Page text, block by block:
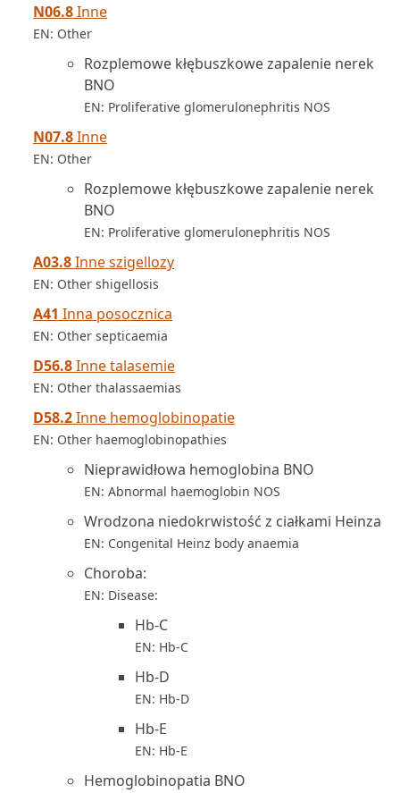
N06.8Inne
EN: Other
Rozplemowe kłębuszkowe zapalenie nerek
BNO
EN: Proliferative glomerulonephritis NOS
N07.8Inne
EN: Other
Rozplemowe kłębuszkowe zapalenie nerek
BNO
EN: Proliferative glomerulonephritis NOS
A03.8Inne szigellozy
EN: Other shigellosis
A41 Inna posocznica
EN: Other septicaemia
D56.8Inne talasemie
EN: Other thalassaemias
D58.2Inne hemoglobinopatie
EN: Other haemoglobinopathies
Nieprawidłowa hemoglobina BNO
EN: Abnormal haemoglobin NOS
Wrodzona niedokrwistość z ciałkami Heinza
EN: Congenital Heinz body anaemia
Choroba:
EN: Disease:
Hb-C
EN: Hb-C
Hb-D
EN: Hb-D
Hb-E
EN: Hb-E
Hemoglobinopatia BNO